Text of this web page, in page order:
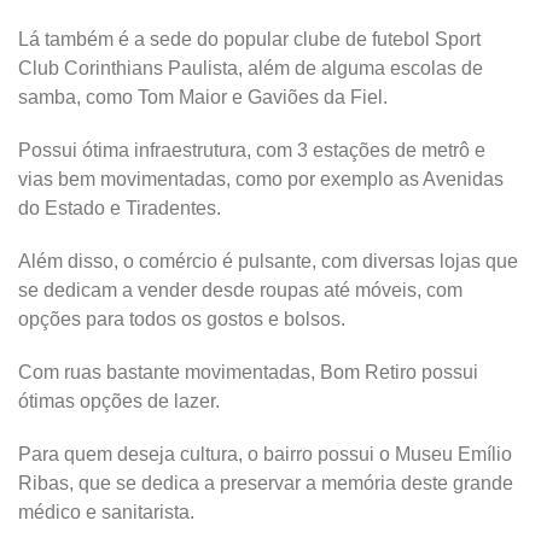
Lá também é a sede do popular clube de futebol Sport
Club Corinthians Paulista, além de alguma escolas de
samba, como Tom Maior e Gaviões da Fiel.
Possui ótima infraestrutura, com 3 estações de metrô e
vias bem movimentadas, como por exemplo as Avenidas
do Estado e Tiradentes.
Além disso, o comércio é pulsante, com diversas lojas que
se dedicam a vender desde roupas até móveis, com
opções para todos os gostos e bolsos.
Com ruas bastante movimentadas, Bom Retiro possui
ótimas opções de lazer.
Para quem deseja cultura, o bairro possui o Museu Emílio
Ribas, que se dedica a preservar a memória deste grande
médico e sanitarista.